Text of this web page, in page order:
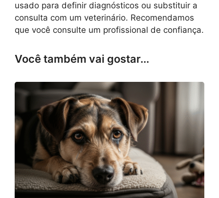
usado para definir diagnósticos ou substituir a
consulta com um veterinário. Recomendamos
que você consulte um profissional de confiança.
Você também vai gostar...